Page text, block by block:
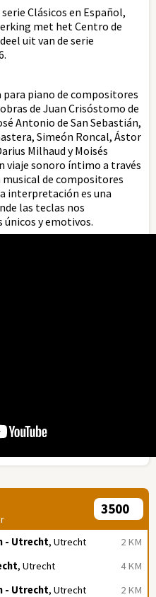
Clásicos en Español,
met het Centro de
uit van de serie
para piano de compositores
de Juan Crisóstomo de
Antonio de San Sebastián,
Simeón Roncal, Ástor
Milhaud y Moisés
viaje sonoro íntimo a través
musical de compositores
interpretación es una
las teclas nos
y emotivos.
2 KM
- Utrecht, Utrecht
4 KM
, Utrecht
2 KM
- Utrecht, Utrecht